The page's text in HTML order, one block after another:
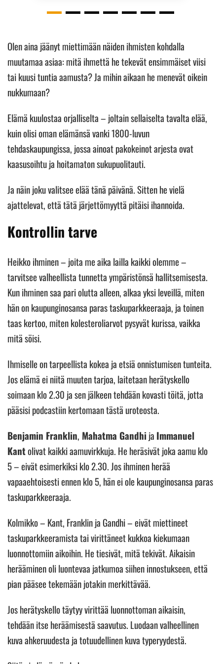
Olen aina jäänyt miettimään näiden ihmisten kohdalla
muutamaa asiaa: mitä ihmettä he tekevät ensimmäiset viisi
tai kuusi tuntia aamusta? Ja mihin aikaan he menevät oikein
nukkumaan?
Elämä kuulostaa orjalliselta – joltain sellaiselta tavalta elää,
kuin olisi oman elämänsä vanki 1800-luvun
tehdaskaupungissa, jossa ainoat pakokeinot arjesta ovat
kaasusoihtu ja hoitamaton sukupuolitauti.
Ja näin joku valitsee elää tänä päivänä. Sitten he vielä
ajattelevat, että tätä järjettömyyttä pitäisi ihannoida.
Kontrollin tarve
Heikko ihminen – joita me aika lailla kaikki olemme –
tarvitsee valheellista tunnetta ympäristönsä hallitsemisesta.
Kun ihminen saa pari olutta alleen, alkaa yksi leveillä, miten
hän on kaupunginosansa paras taskuparkkeeraaja, ja toinen
taas kertoo, miten kolesteroliarvot pysyvät kurissa, vaikka
mitä söisi.
Ihmiselle on tarpeellista kokea ja etsiä onnistumisen tunteita.
Jos elämä ei niitä muuten tarjoa, laitetaan herätyskello
soimaan klo 2.30 ja sen jälkeen tehdään kovasti töitä, jotta
pääsisi podcastiin kertomaan tästä uroteosta.
Benjamin Franklin, Mahatma Gandhi ja Immanuel
Kantolivat kaikki aamuvirkkuja. He heräsivät joka aamu klo
5 – eivät esimerkiksi klo 2.30. Jos ihminen herää
vapaaehtoisesti ennen klo 5, hän ei ole kaupunginosansa paras
taskuparkkeeraaja.
Kolmikko – Kant, Franklin ja Gandhi – eivät miettineet
taskuparkkeeramista tai virittäneet kukkoa kiekumaan
luonnottomiin aikoihin. He tiesivät, mitä tekivät. Aikaisin
herääminen oli luontevaa jatkumoa siihen innostukseen, että
pian pääsee tekemään jotakin merkittävää.
Jos herätyskello täytyy virittää luonnottoman aikaisin,
tehdään itse heräämisestä saavutus. Luodaan valheellinen
kuva ahkeruudesta ja totuudellinen kuva typeryydestä.